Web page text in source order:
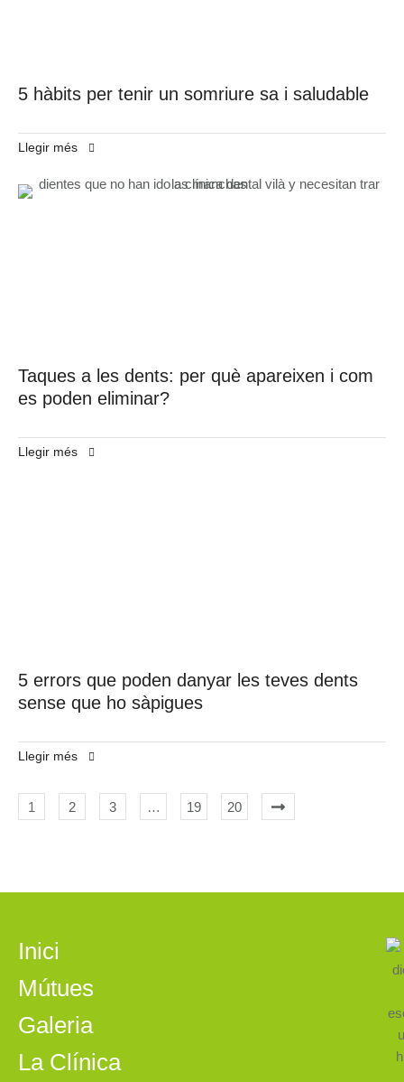
5 hàbits per tenir un somriure sa i saludable
Llegir més
Taques a les dents: per què apareixen i com
es poden eliminar?
Llegir més
5 errors que poden danyar les teves dents
sense que ho sàpigues
Llegir més
1 2 3 … 19 20
Inici
Mútues
Galeria
La Clínica